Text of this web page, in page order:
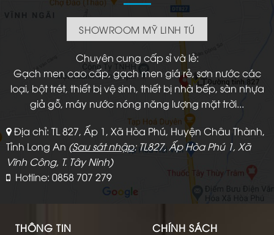
SHOWROOM MỸ LINH TÚ
Chuyên cung cấp sỉ và lẻ:
Gạch men cao cấp, gạch men giá rẻ, sơn nước các
loại, bột trét, thiết bị vệ sinh, thiết bị nhà bếp, sàn nhựa
giả gỗ, máy nước nóng năng lượng mặt trời...
Địa chỉ: TL 827, Ấp 1, Xã Hòa Phú, Huyện Châu Thành,
Tỉnh Long An (Sau sát nhập: TL827, Ấp Hòa Phú 1, Xã
Vĩnh Công, T. Tây Ninh)
Hotline: 0858 707 279
THÔNG TIN CHÍNH SÁCH